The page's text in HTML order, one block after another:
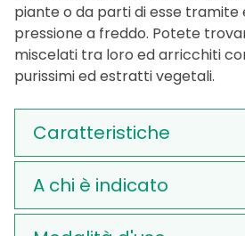
piante o da parti di esse tramite
pressione a freddo. Potete
miscelati tra loro ed arricchiti
purissimi ed estratti vegetali.
Caratteristiche
A chi è indicato